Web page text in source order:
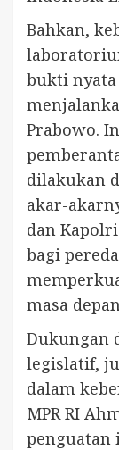
Bahkan,
bukti
Prabowo.
dilakukan
akar-
dan
bagi
masa
Dukungan
legislatif,
dalam
MPR RI
penguatan